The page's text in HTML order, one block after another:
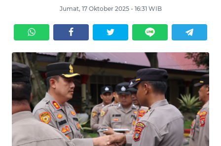
Jumat, 17 Oktober 2025 - 16:31 WIB
Informasi
INDEKS
BERITA
KONTAK
KAMI
IKLAN